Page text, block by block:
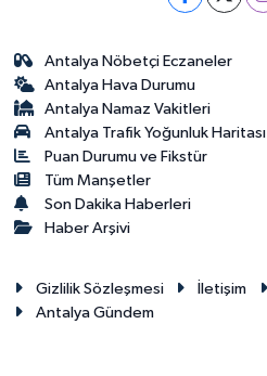
Antalya Nöbetçi Eczaneler
Antalya Hava Durumu
Antalya Namaz Vakitleri
Antalya Trafik Yoğunluk Haritası
Puan Durumu ve Fikstür
Tüm Manşetler
Son Dakika Haberleri
Haber Arşivi
Gizlilik Sözleşmesi İletişim
Antalya Gündem